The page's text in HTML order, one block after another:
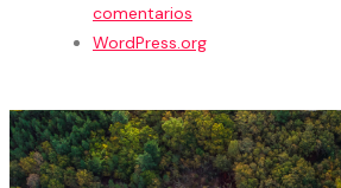
comentarios
WordPress.org